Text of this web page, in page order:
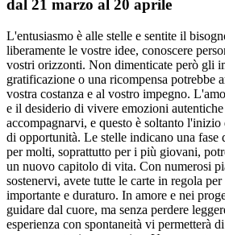
dal 21 marzo al 20 aprile
L'entusiasmo è alle stelle e sentite il
liberamente le vostre idee, conoscere
vostri orizzonti. Non dimenticate però gli
gratificazione o una ricompensa potrebbe
vostra costanza e al vostro impegno.
e il desiderio di vivere emozioni
accompagnarvi, e questo è soltanto
di opportunità. Le stelle indicano una fase
per molti, soprattutto per i più giovani,
un nuovo capitolo di vita. Con numerosi
sostenervi, avete tutte le carte in regola
importante e duraturo. In amore e nei
guidare dal cuore, ma senza perdere
esperienza con spontaneità vi permetterà